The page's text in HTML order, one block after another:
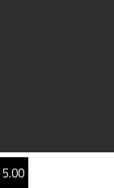
5.00